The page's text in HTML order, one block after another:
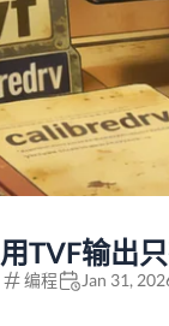
用TVF输出
编程 Jan 31,